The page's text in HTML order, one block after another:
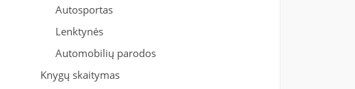
Autosportas
Lenktynės
Automobilių parodos
Knygų skaitymas